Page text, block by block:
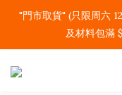
"門市取貨" (只限周六
及材料包滿